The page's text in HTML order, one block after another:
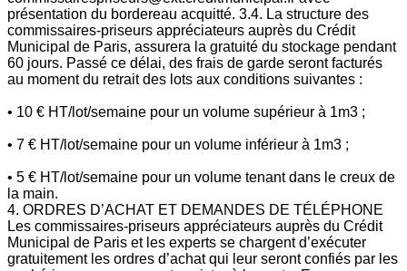
présentation du bordereau acquitté. 3.4. La structure des
commissaires-priseurs appréciateurs auprès du Crédit
Municipal de Paris, assurera la gratuité du stockage pendant
60 jours. Passé ce délai, des frais de garde seront facturés
au moment du retrait des lots aux conditions suivantes :
• 10 € HT/lot/semaine pour un volume supérieur à 1m3 ;
• 7 € HT/lot/semaine pour un volume inférieur à 1m3 ;
• 5 € HT/lot/semaine pour un volume tenant dans le creux de
la main.
4. ORDRES D’ACHAT ET DEMANDES DE TÉLÉPHONE
Les commissaires-priseurs appréciateurs auprès du Crédit
Municipal de Paris et les experts se chargent d’exécuter
gratuitement les ordres d’achat qui leur seront confiés par les